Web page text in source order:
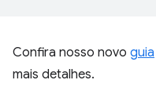
Confira nosso novo guia
mais detalhes.